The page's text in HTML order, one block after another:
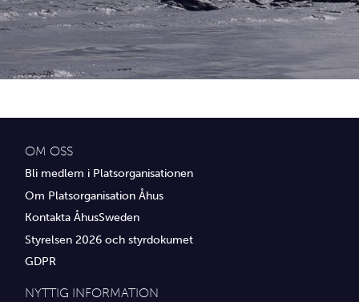
Idrottsföreningar
Media
Transport
Övrig service
OM OSS
Bli medlem i Platsorganisationen
Om Platsorganisation Åhus
Kontakta ÅhusSweden
Styrelsen 2026 och styrdokumet
GDPR
NYTTIG INFORMATION